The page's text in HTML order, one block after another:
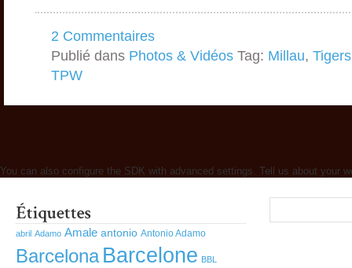
2 Commentaires
Publié dans Photos & Vidéos Tag: Millau,
TPW
You can also configure the SDK with advanced settings. Tell us about your
abril Adamo Amale antonio Antonio Adamo
Barcelona Barcelone BBL